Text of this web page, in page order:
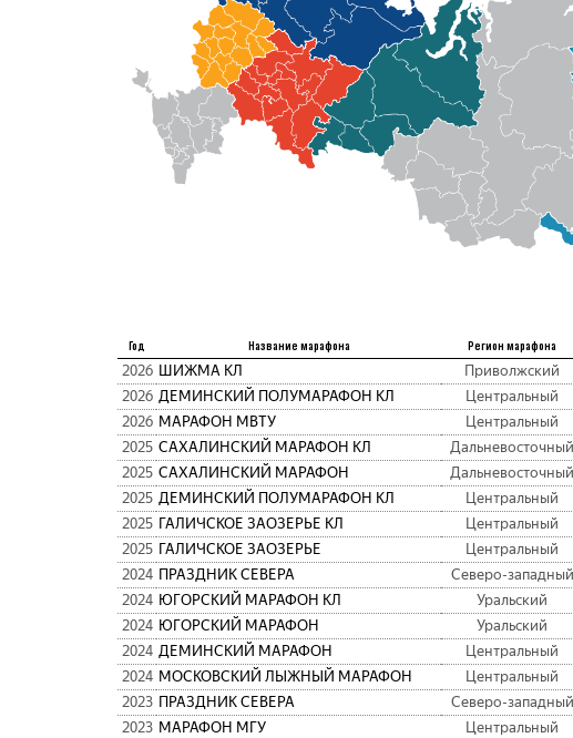
Год Название марафона Регион марафона
2026 ШИЖМА КЛ Приволжский
2026 ДЕМИНСКИЙ ПОЛУМАРАФОН КЛ Центральный
2026 МАРАФОН МВТУ Центральный
2025 САХАЛИНСКИЙ МАРАФОН КЛ Дальневосточный
2025 САХАЛИНСКИЙ МАРАФОН Дальневосточный
2025 ДЕМИНСКИЙ ПОЛУМАРАФОН КЛ Центральный
2025 ГАЛИЧСКОЕ ЗАОЗЕРЬЕ КЛ Центральный
2025 ГАЛИЧСКОЕ ЗАОЗЕРЬЕ Центральный
2024 ПРАЗДНИК СЕВЕРА Северо-западный
2024 ЮГОРСКИЙ МАРАФОН КЛ Уральский
2024 ЮГОРСКИЙ МАРАФОН Уральский
2024 ДЕМИНСКИЙ МАРАФОН Центральный
2024 МОСКОВСКИЙ ЛЫЖНЫЙ МАРАФОН Центральный
2023 ПРАЗДНИК СЕВЕРА Северо-западный
2023 МАРАФОН МГУ Центральный